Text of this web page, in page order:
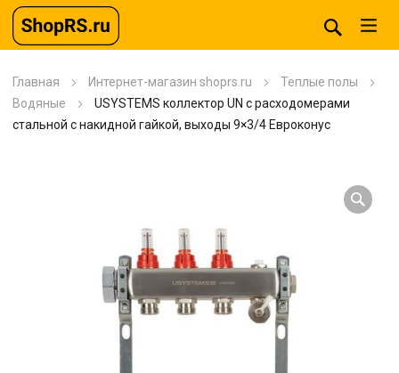
Главная Интернет-магазин shoprs.ru
Теплые полы
Водяные
USYSTEMS коллектор UN с расходомерами
стальной с накидной гайкой, выходы 9×3/4 Евроконус